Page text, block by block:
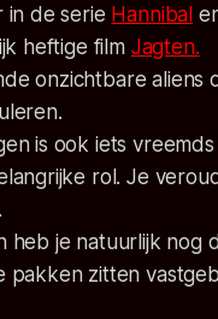
in de serie Hannibal
heftige film Jagten.
onzichtbare aliens
is ook iets
rol. Je
heb je natuurlijk nog
pakken zitten